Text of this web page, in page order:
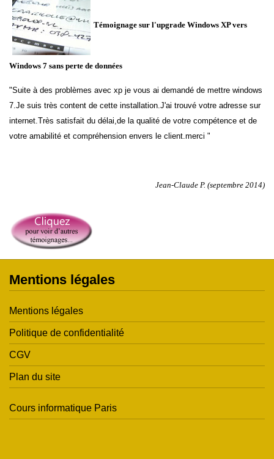
Témoignage sur l'upgrade Windows XP vers
Windows 7 sans perte de données
"Suite à des problèmes avec xp je vous ai demandé de mettre windows
7.Je suis très content de cette installation.J'ai trouvé votre adresse sur
internet.Très satisfait du délai,de la qualité de votre compétence et de
votre amabilité et compréhension envers le client.merci "
Jean-Claude P. (septembre 2014)
Mentions légales
Mentions légales
Politique de confidentialité
CGV
Plan du site
Cours informatique Paris